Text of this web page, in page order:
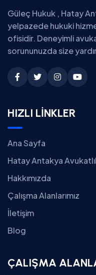
Güleç Hukuk , Hatay
yelpazede hukuki
ofisidir. Deneyimli
sorununuzda size
HIZLI LİNKLER
Ana Sayfa
Hatay Antakya
Hakkımızda
Çalışma Alanlarımız
İletişim
Blog
ÇALIŞMA